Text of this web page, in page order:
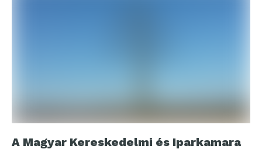
A Magyar Kereskedelmi és Iparkamara